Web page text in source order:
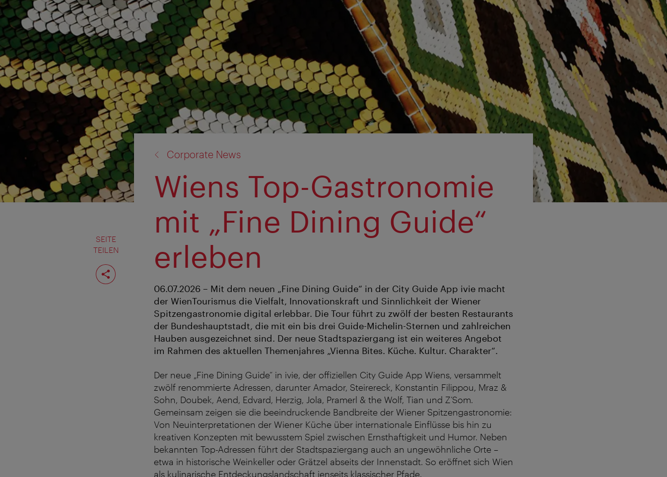
SEITE
TEILEN
Seite
teilen
Corporate News
Wiens Top-Gastronomie
mit „Fine Dining Guide“
erleben
06.07.2026 – Mit dem neuen „Fine Dining Guide“ in der City Guide App ivie macht
der WienTourismus die Vielfalt, Innovationskraft und Sinnlichkeit der Wiener
Spitzengastronomie digital erlebbar. Die Tour führt zu zwölf der besten Restaurants
der Bundeshauptstadt, die mit ein bis drei Guide-Michelin-Sternen und zahlreichen
Hauben ausgezeichnet sind. Der neue Stadtspaziergang ist ein weiteres Angebot
im Rahmen des aktuellen Themenjahres „Vienna Bites. Küche. Kultur. Charakter“.
Der neue „Fine Dining Guide“ in ivie, der offiziellen City Guide App Wiens, versammelt
zwölf renommierte Adressen, darunter Amador, Steirereck, Konstantin Filippou, Mraz &
Sohn, Doubek, Aend, Edvard, Herzig, Jola, Pramerl & the Wolf, Tian und Z’Som.
Gemeinsam zeigen sie die beeindruckende Bandbreite der Wiener Spitzengastronomie:
Von Neuinterpretationen der Wiener Küche über internationale Einflüsse bis hin zu
kreativen Konzepten mit bewusstem Spiel zwischen Ernsthaftigkeit und Humor. Neben
bekannten Top-Adressen führt der Stadtspaziergang auch an ungewöhnliche Orte –
etwa in historische Weinkeller oder Grätzel abseits der Innenstadt. So eröffnet sich Wien
als kulinarische Entdeckungslandschaft jenseits klassischer Pfade.